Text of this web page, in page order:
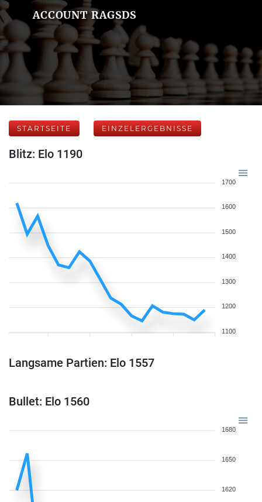
ACCOUNT RAGSDS
STARTSEITE EINZELERGEBNISSE
Blitz: Elo 1190
1700
1600
1500
1400
1300
1200
1100
Langsame Partien: Elo 1557
Bullet: Elo 1560
1680
1650
1620